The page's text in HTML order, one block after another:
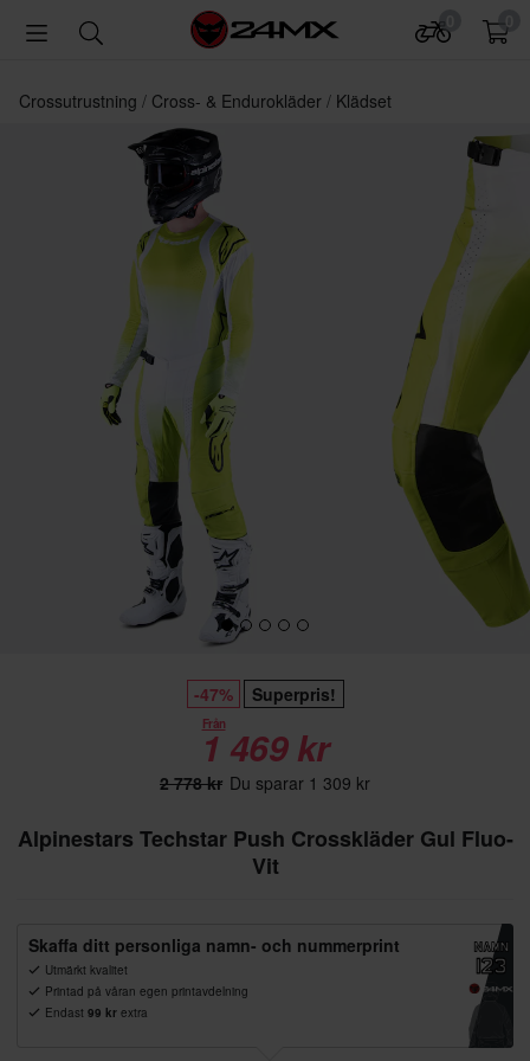
Crossutrustning Cross- & Endurokläder Klädset
-47% Superpris!
Från
1 469 kr
2 778 kr Du sparar 1 309 kr
Alpinestars Techstar Push Crosskläder Gul Fluo-
Vit
Skaffa ditt personliga namn- och nummerprint
Utmärkt kvalitet
Printad på våran egen printavdelning
Endast 99 kr extra